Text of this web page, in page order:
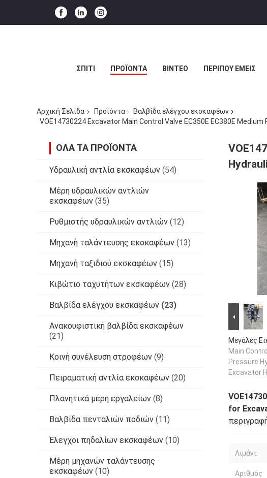
ΣΠΊΤΙ ΠΡΟΪΌΝΤΑ ΒΊΝΤΕΟ ΠΕΡΊΠΟΥ ΕΜΕΊΣ
Αρχική Σελίδα Προϊόντα
Βαλβίδα ελέγχου εκσκαφέων
VOE14730224 Excavator Main Control Valve EC350E EC380E
ΌΛΑ ΤΑ ΠΡΟΪΌΝΤΑ
Υδραυλική αντλία εκσκαφέων (54)
Μέρη υδραυλικών αντλιών
εκσκαφέων (35)
Ρυθμιστής υδραυλικών αντλιών (12)
Μηχανή ταλάντευσης εκσκαφέων (13)
Μηχανή ταξιδιού εκσκαφέων (15)
Κιβώτιο ταχυτήτων εκσκαφέων (28)
Βαλβίδα ελέγχου εκσκαφέων (23)
Ανακουφιστική βαλβίδα εκσκαφέων
(21)
Κοινή συνέλευση στροφέων (9)
Πειραματική αντλία εκσκαφέων (20)
Πλανητικά μέρη εργαλείων (8)
Βαλβίδα πενταλιών ποδιών (11)
Έλεγχοι πηδαλίων εκσκαφέων (10)
Μέρη μηχανών ταλάντευσης
εκσκαφέων (10)
Μεγάλες
Main
Pressure
Excavator
for
Λιμάνι:
Αριθμός